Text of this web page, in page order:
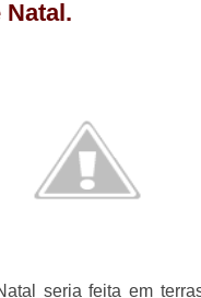
Natal.
seria feita em